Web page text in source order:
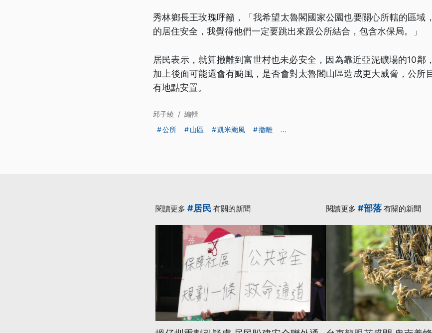
秀林鄉長王玫瑰呼籲，「我希望太魯閣國家公園也要關心所轄的區域
的居住安全，我覺得他們一定要跳出來跟公所結合，包含水保局。」
居民表示，就算撤離到富世村也未必安全，因為靠近亞泥礦場的10鄰
加上後面可能還會有颱風，是否會對太魯閣山區造成更大威脅，公所
有地點安置。
邱子綾 / 編輯
公所
山區 凱米颱風 撤離 ...
閱讀更多 #居民 有關的新聞 閱讀更多 #部落有關的新聞